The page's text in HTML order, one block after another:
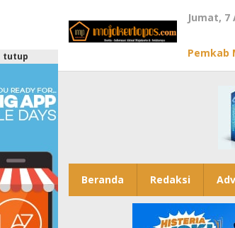
Jumat, 7
Pemkab
Beranda Redaksi
tutup